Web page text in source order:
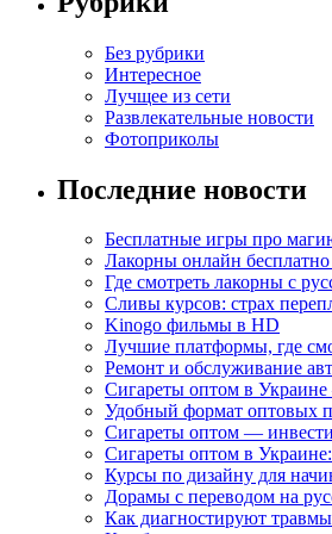
Без рубрики
Интересное
Лучщее из сети
Развлекательные новости
Фотоприколы
Последние новости
Бесплатные игры про
Лакорны онлайн бесплатно
Где смотреть лакорны с
Сливы курсов: страх
Kinogo фильмы в HD
Лучшие платформы, где
Ремонт и обслуживание
Сигареты оптом в
Удобный формат оптовых
Сигареты оптом —
Сигареты оптом в
Курсы по дизайну для
Дорамы с переводом на
Как диагностируют